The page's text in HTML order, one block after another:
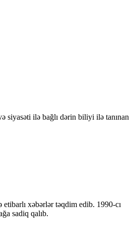
siyasəti ilə bağlı dərin biliyi ilə tanınan
xəbərlər təqdim edib. 1990-cı
sadiq qalıb.